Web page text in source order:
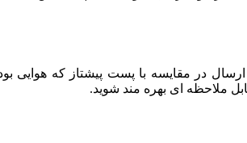
مقایسه با پست پیشتاز که هوایی
ملاحظه ای بهره مند شوید.